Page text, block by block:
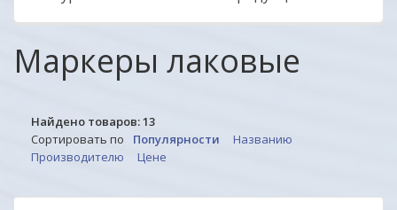
Маркеры лаковые
Найдено товаров:13
Сортировать по
Популярности
Названию
Производителю
Цене